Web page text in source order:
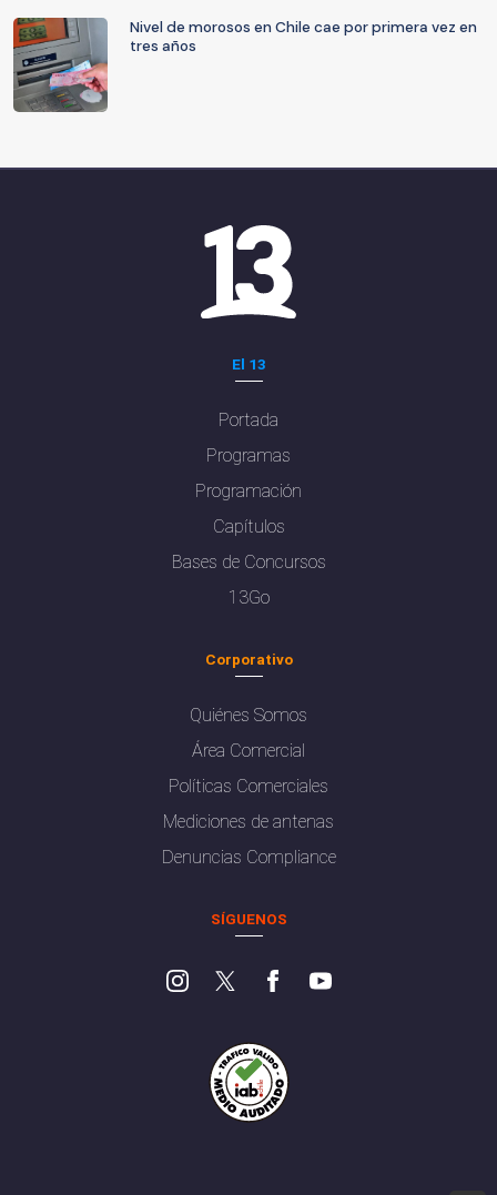
Nivel de morosos en Chile cae por primera vez en
tres años
El 13
Portada
Programas
Programación
Capítulos
Bases de Concursos
13Go
Corporativo
Quiénes Somos
Área Comercial
Políticas Comerciales
Mediciones de antenas
Denuncias Compliance
SÍGUENOS